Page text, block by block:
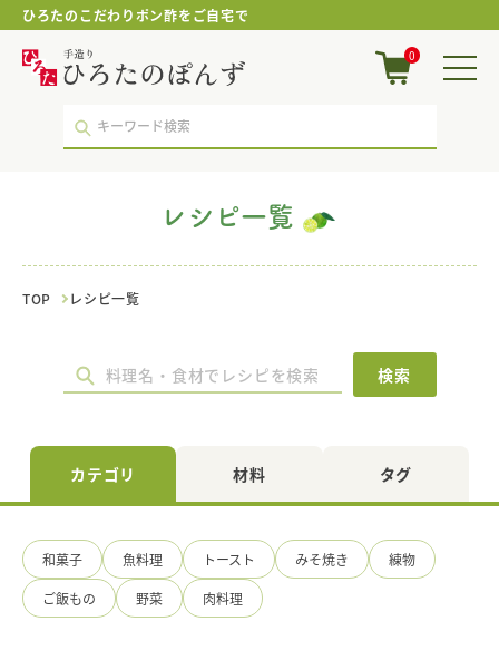
ひろたのこだわりポン酢をご自宅で
サ
｜
一
｜
つ
ゆ・
調
味
料
手
造
り
ひ
0
レシピ一覧
TOP レシピ一覧
検索
カテゴリ 材料 タグ
和菓子 魚料理 トースト みそ焼き 練物
ご飯もの 野菜 肉料理